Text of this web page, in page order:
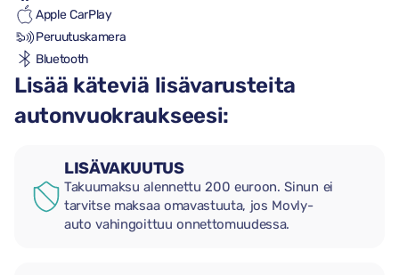
Apple CarPlay
Peruutuskamera
Bluetooth
Lisää käteviä lisävarusteita
autonvuokraukseesi:
LISÄVAKUUTUS
Takuumaksu alennettu 200 euroon. Sinun ei
tarvitse maksaa omavastuuta, jos Movly-
auto vahingoittuu onnettomuudessa.